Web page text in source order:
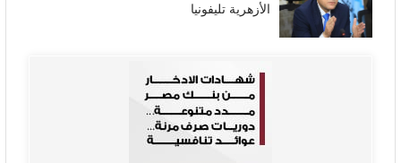
الأزهرية تليفونيا